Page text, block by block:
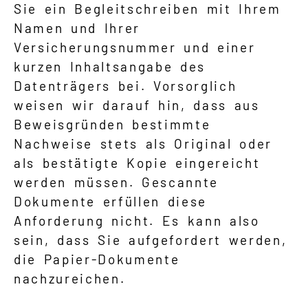
Sie ein Begleitschreiben mit Ihrem
Namen und Ihrer
Versicherungsnummer und einer
kurzen Inhaltsangabe des
Datenträgers bei. Vorsorglich
weisen wir darauf hin, dass aus
Beweisgründen bestimmte
Nachweise stets als Original oder
als bestätigte Kopie eingereicht
werden müssen. Gescannte
Dokumente erfüllen diese
Anforderung nicht. Es kann also
sein, dass Sie aufgefordert werden,
die Papier-Dokumente
nachzureichen.